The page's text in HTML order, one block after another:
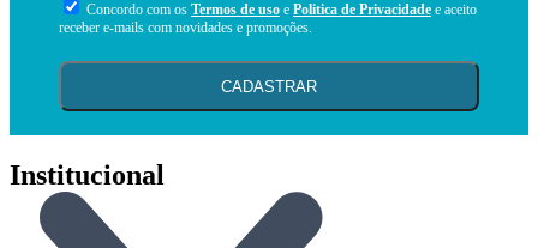
Concordo com os Termos de uso e Politica de Privacidade e aceito
receber e-mails com novidades e promoções.
CADASTRAR
Institucional